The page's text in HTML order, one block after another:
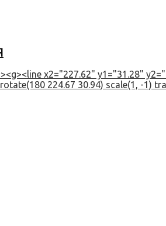
x2="227.62" y1="31.28"
224.67 30.94) scale(1, -1)